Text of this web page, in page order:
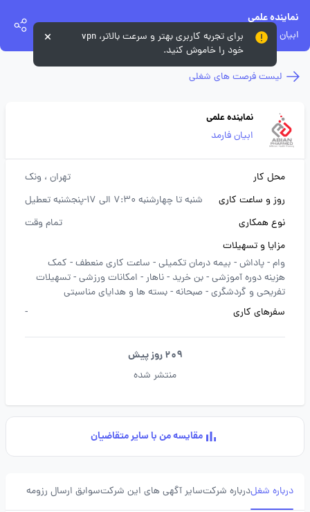
نماینده علمی
ابیان فارمد
لیست فرصت های شغلی
نماینده علمی
ابیان فارمد
محل کار تهران ، ونک
روز و ساعت کاری
شنبه تا چهارشنبه 7:30 الی 17-پنجشنبه تعطیل
نوع همکاری
تمام وقت
مزایا و تسهیلات
وام -پاداش - بیمه درمان تکمیلی - ساعت کاری منعطف - کمک
هزینه دوره آموزشی -بن خرید -ناهار - امکانات ورزشی -تسهیلات
تفریحی و گردشگری - صبحانه -بسته ها و هدایای مناسبتی
سفرهای کاری
-
209 روز پیش
منتشر شده
مقایسه من با سایر متقاضیان
درباره شغلدرباره شرکتسایر آگهی های این شرکتسوابق ارسال رزومه
برای تجربه کاربری بهتر و سرعت بالاتر، vpn
خود را خاموش کنید.